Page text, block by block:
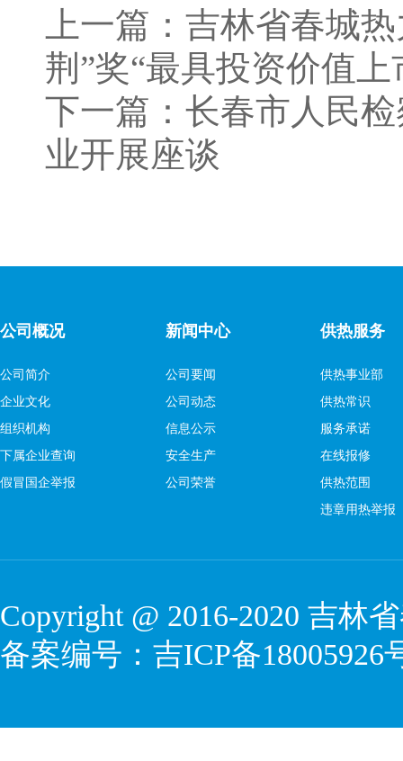
上一篇： 吉林省春城
荆”奖“最具投资价值
下一篇： 长春市人民
业开展座谈
公司概况
公司简介
企业文化
组织机构
下属企业查询
假冒国企举报
新闻中心
公司要闻
公司动态
信息公示
安全生产
公司荣誉
供热服务
供热事业部
供热常识
服务承诺
在线报修
供热范围
违章用热举报
Copyright @ 2016-2020 吉林
备案编号： 吉ICP备18005926